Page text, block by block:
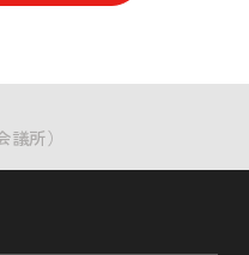
所）